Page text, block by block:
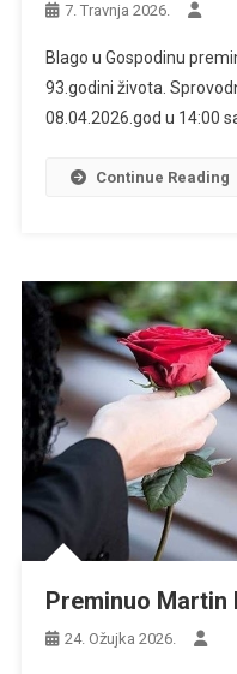
7. Travnja 2026.
Blago u Gospodinu
93.godini života.
08.04.2026.god u 14:00
Continue Reading
Preminuo Martin
24. Ožujka 2026.